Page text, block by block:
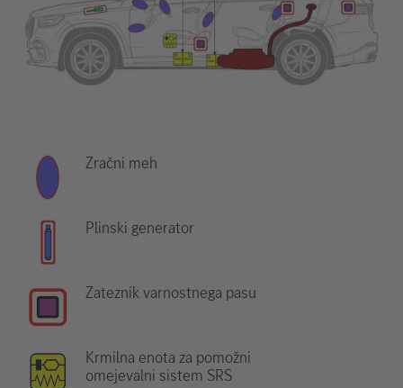
Zračni meh
Plinski generator
Zateznik varnostnega pasu
Krmilna enota za pomožni
omejevalni sistem SRS